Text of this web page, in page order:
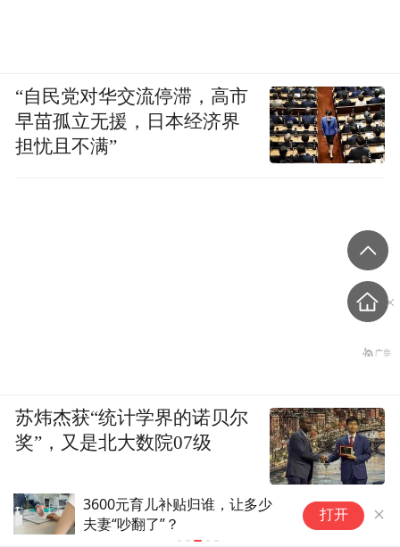
3600元育儿补贴归谁，让多少
夫妻“吵翻了”？
打开
“自民党对华交流停滞，高市
早苗孤立无援，日本经济界
担忧且不满”
苏炜杰获“统计学界的诺贝尔
奖”，又是北大数院07级